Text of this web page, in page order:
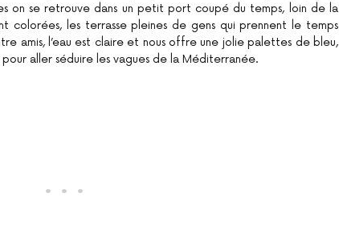
on se retrouve dans un petit port coupé du temps, loin de la
colorées, les terrasse pleines de gens qui prennent le temps
amis, l’eau est claire et nous offre une jolie palettes de bleu,
aller séduire les vagues de la Méditerranée.